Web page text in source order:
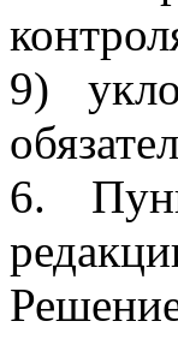
9)
6.